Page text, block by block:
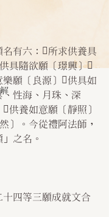
有六：所求供養具
具隨欲願〔璟興〕
樂願〔良源〕供具如
性海、月珠、深
供養如意願〔靜照〕
〕。今從禮阿法師，
之名。
四等三願成就文合